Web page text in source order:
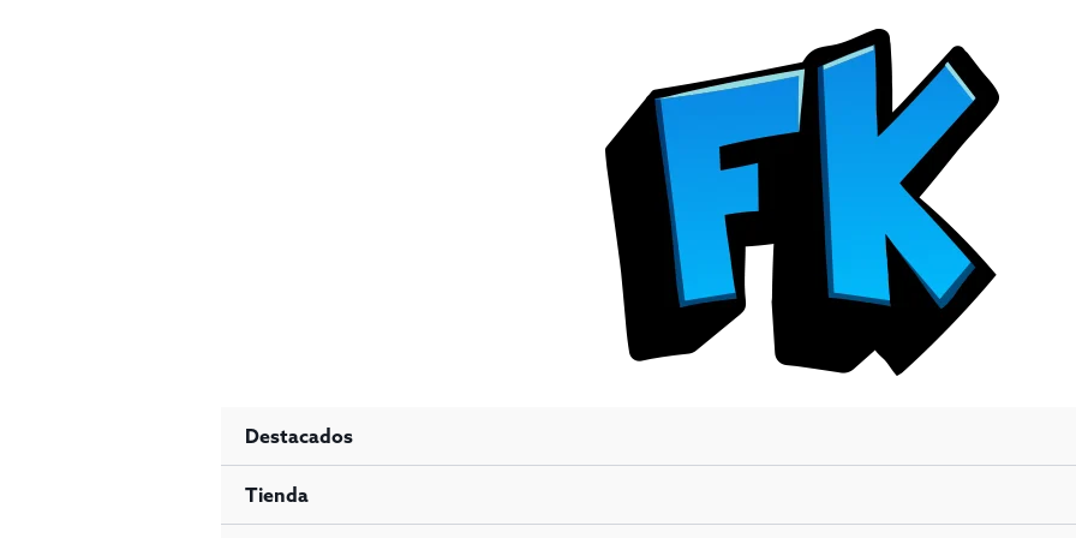
Destacados
Tienda
3D
-
Charmander
Squirtle
Balvasaur
Pokémon
cantidad